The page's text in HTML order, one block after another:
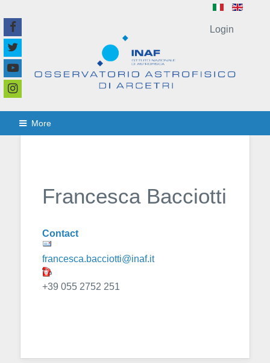
More
Francesca Bacciotti
Contact
francesca.bacciotti@inaf.it
+39 055 2752 251
Login